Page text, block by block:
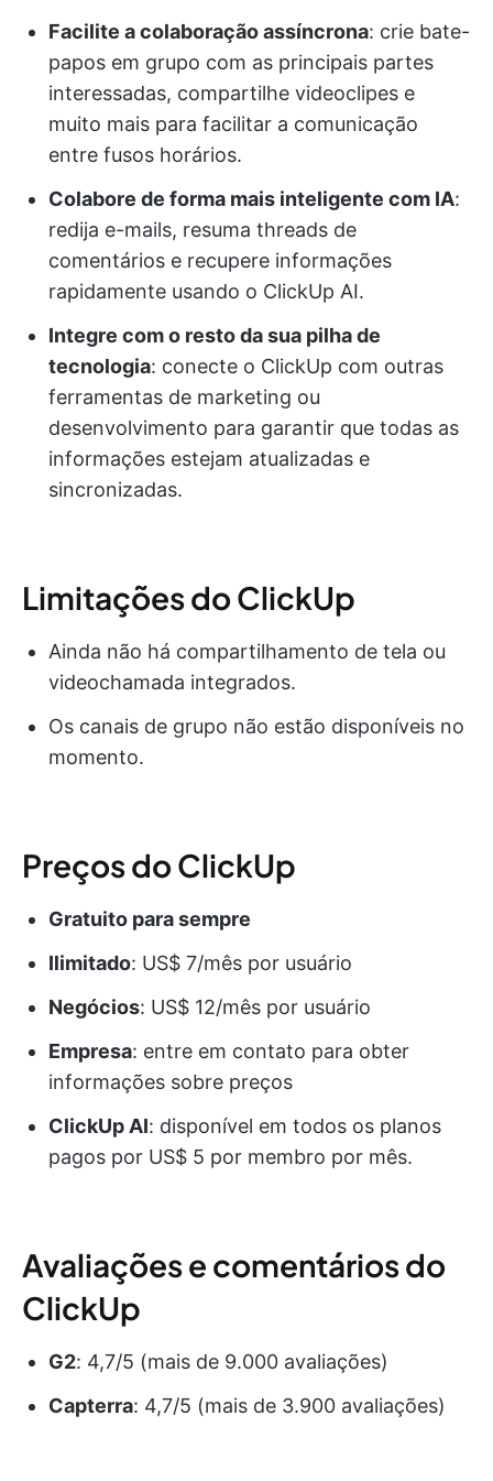
Facilite a colaboração assíncrona: crie bate-
papos em grupo com as principais partes
interessadas, compartilhe videoclipes e
muito mais para facilitar a comunicação
entre fusos horários.
Colabore de forma mais inteligente com IA:
redija e-mails, resuma threads de
comentários e recupere informações
rapidamente usando o ClickUp AI.
Integre com o resto da sua pilha de
tecnologia: conecte o ClickUp com outras
ferramentas de marketing ou
desenvolvimento para garantir que todas as
informações estejam atualizadas e
sincronizadas.
Limitações do ClickUp
Ainda não há compartilhamento de tela ou
videochamada integrados.
Os canais de grupo não estão disponíveis no
momento.
Preços do ClickUp
Gratuito para sempre
Ilimitado: US$ 7/mês por usuário
Negócios: US$ 12/mês por usuário
Empresa: entre em contato para obter
informações sobre preços
ClickUp AI: disponível em todos os planos
pagos por US$ 5 por membro por mês.
Avaliações e comentários do
ClickUp
G2: 4,7/5 (mais de 9.000 avaliações)
Capterra: 4,7/5 (mais de 3.900 avaliações)